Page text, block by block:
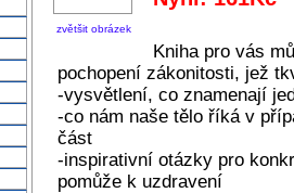
zvětšit obrázek
Kniha pro vás
pochopení zákonitosti, jež
-vysvětlení, co znamenají
-co nám naše tělo říká v
část
-inspirativní otázky pro
pomůže k uzdravení